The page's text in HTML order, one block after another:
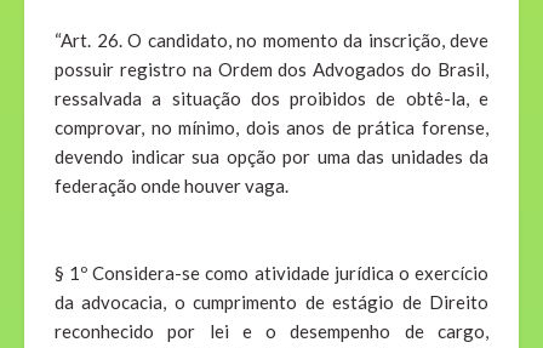
“Art. 26. O candidato, no momento da inscrição, deve
possuir registro na Ordem dos Advogados do Brasil,
ressalvada a situação dos proibidos de obtê­-la, e
comprovar, no mínimo, dois anos de prática forense,
devendo indicar sua opção por uma das unidades da
federação onde houver vaga.
§ 1º Considera-se como atividade jurídica o exercício
da advocacia, o cumprimento de estágio de Direito
reconhecido por lei e o desempenho de cargo,